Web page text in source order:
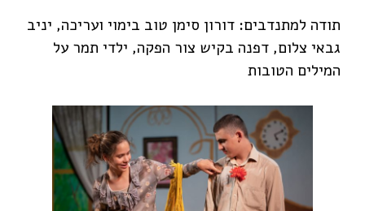
תודה למתנדבים: דורון סימן טוב בימוי ועריכה, יניב
גבאי צלום, דפנה בקיש צור הפקה, ילדי תמר על
המילים הטובות